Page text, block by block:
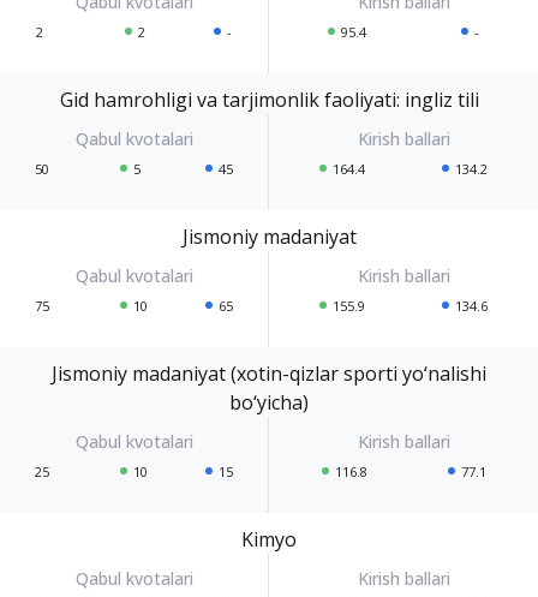
2 2 - 95.4 -
Gid hamrohligi va tarjimonlik faoliyati: ingliz tili
50 5 45 164.4 134.2
Jismoniy madaniyat
75 10 65 155.9 134.6
Jismoniy madaniyat (xotin-qizlar sporti yo‘nalishi
bo‘yicha)
25 10 15 116.8 77.1
Kimyo